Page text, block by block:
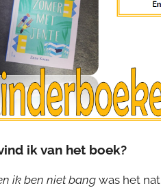
ik van het boek?
ik ben niet bangwas het